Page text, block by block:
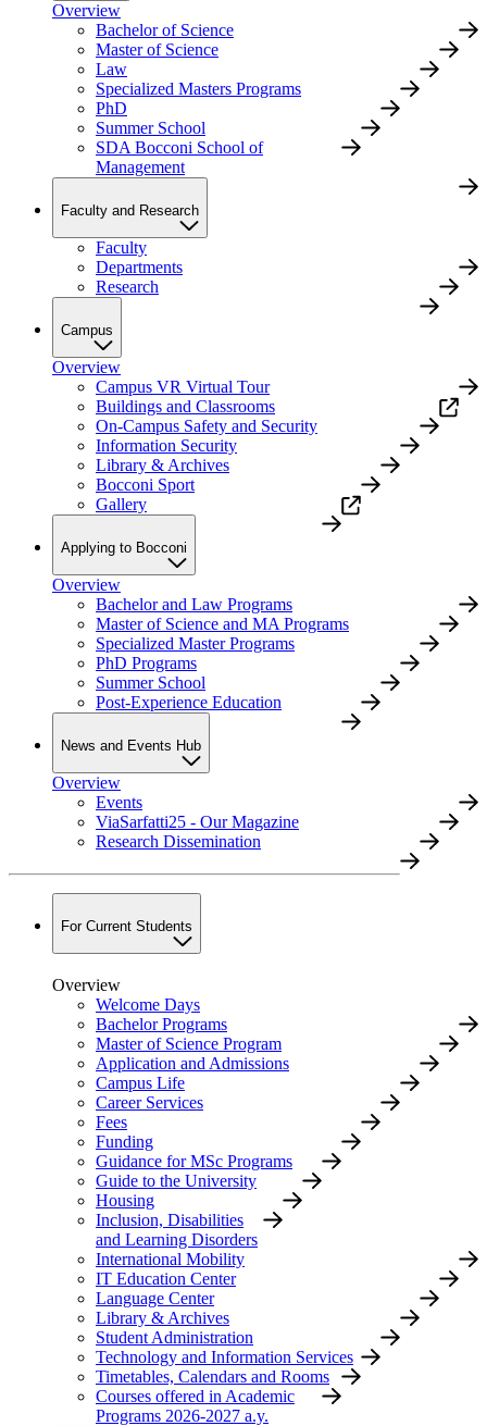
Overview
Bachelor of Science
Master of Science
Law
Specialized Masters Programs
PhD
Summer School
SDA Bocconi School of
Management
Faculty and Research
Faculty
Departments
Research
Campus
Overview
Campus VR Virtual Tour
Buildings and Classrooms
On-Campus Safety and Security
Information Security
Library & Archives
Bocconi Sport
Gallery
Applying to Bocconi
Overview
Bachelor and Law Programs
Master of Science and MA Programs
Specialized Master Programs
PhD Programs
Summer School
Post-Experience Education
News and Events Hub
Overview
Events
ViaSarfatti25 - Our Magazine
Research Dissemination
For Current Students
Overview
Welcome Days
Bachelor Programs
Master of Science Program
Application and Admissions
Campus Life
Career Services
Fees
Funding
Guidance for MSc Programs
Guide to the University
Housing
Inclusion, Disabilities
and Learning Disorders
International Mobility
IT Education Center
Language Center
Library & Archives
Student Administration
Technology and Information Services
Timetables, Calendars and Rooms
Courses offered in Academic
Programs 2026-2027 a.y.